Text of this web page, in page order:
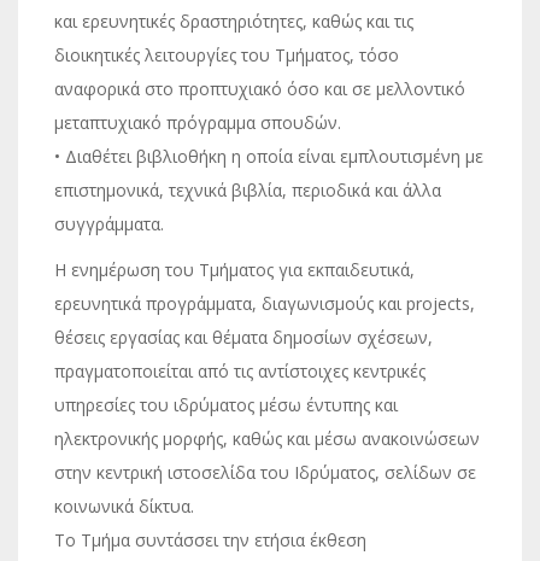
και ερευνητικές δραστηριότητες, καθώς και τις
διοικητικές λειτουργίες του Τμήματος, τόσο
αναφορικά στο προπτυχιακό όσο και σε μελλοντικό
μεταπτυχιακό πρόγραμμα σπουδών.
• Διαθέτει βιβλιοθήκη η οποία είναι εμπλουτισμένη με
επιστημονικά, τεχνικά βιβλία, περιοδικά και άλλα
συγγράμματα.
Η ενημέρωση του Τμήματος για εκπαιδευτικά,
ερευνητικά προγράμματα, διαγωνισμούς και projects,
θέσεις εργασίας και θέματα δημοσίων σχέσεων,
πραγματοποιείται από τις αντίστοιχες κεντρικές
υπηρεσίες του ιδρύματος μέσω έντυπης και
ηλεκτρονικής μορφής, καθώς και μέσω ανακοινώσεων
στην κεντρική ιστοσελίδα του Ιδρύματος, σελίδων σε
κοινωνικά δίκτυα.
Το Τμήμα συντάσσει την ετήσια έκθεση